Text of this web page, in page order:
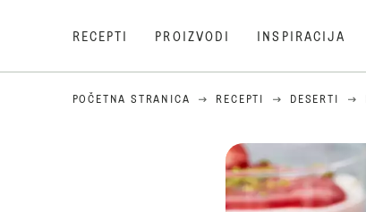
RECEPTI PROIZVODI INSPIRACIJA
POČETNA STRANICA RECEPTI DESERTI